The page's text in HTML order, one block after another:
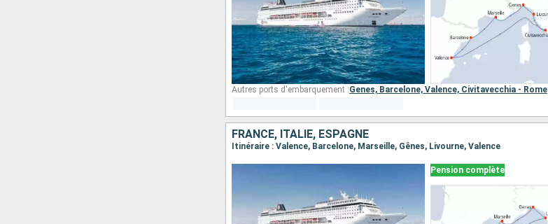
Autres ports d'embarquement :Genes, Barcelone, Valence, Civitavecchia - Rome
FRANCE, ITALIE, ESPAGNE
Itinéraire : Valence, Barcelone, Marseille, Gênes, Livourne, Valence
Pension complète